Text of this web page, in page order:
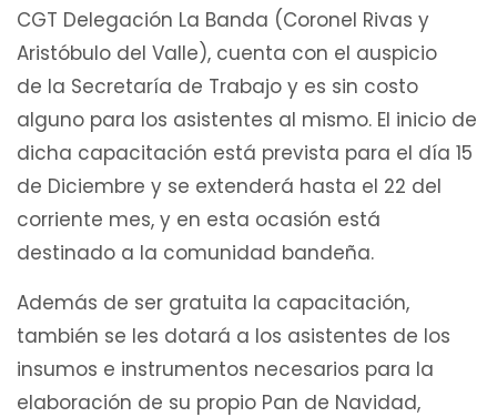
CGT Delegación La Banda (Coronel Rivas y
Aristóbulo del Valle), cuenta con el auspicio
de la Secretaría de Trabajo y es sin costo
alguno para los asistentes al mismo. El inicio de
dicha capacitación está prevista para el día 15
de Diciembre y se extenderá hasta el 22 del
corriente mes, y en esta ocasión está
destinado a la comunidad bandeña.
Además de ser gratuita la capacitación,
también se les dotará a los asistentes de los
insumos e instrumentos necesarios para la
elaboración de su propio Pan de Navidad,